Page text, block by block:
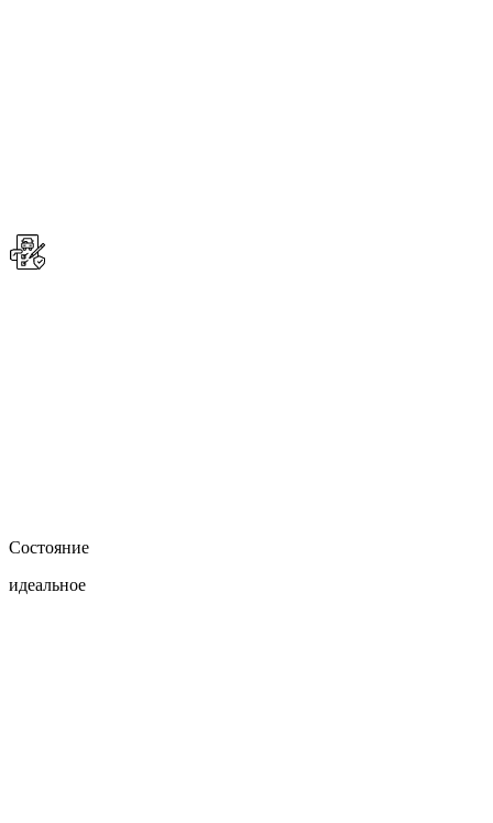
Состояние
идеальное